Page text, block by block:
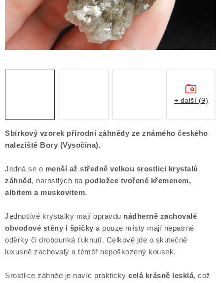
Obchodní podmínky
Podmínky ochrany osobních údajů
Poučení o právu na odstoupení od smlouvy
Puncovní značky
Výkup minerálů a drahých kamenů
Kontakt
Sbírkový vzorek přírodní záhnědy ze známého českého
naleziště Bory (Vysočina).
Jedná se o menší až středně velkou srostlici krystalů
záhněd , narostlých na podložce tvořené křemenem,
albitem a muskovitem.
Jednotlivé krystalky mají opravdu nádherně zachovalé
obvodové stěny i špičky a pouze místy mají nepatrné
oděrky či drobounká ťuknutí. Celkově jde o skutečně
luxusně zachovalý a téměř nepoškozený kousek.
Srostlice záhněd je navíc prakticky celá krásně lesklá, což
+ další (9)